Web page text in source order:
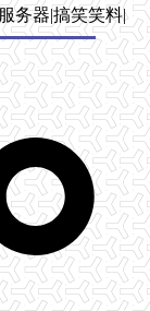
务器|搞笑笑料|